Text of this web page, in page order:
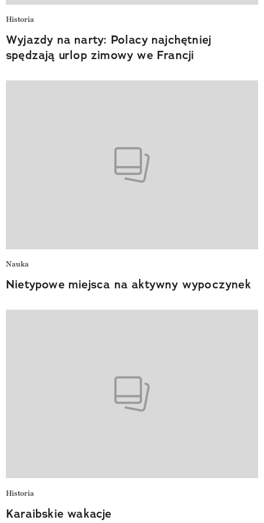
Historia
Wyjazdy na narty: Polacy najchętniej
spędzają urlop zimowy we Francji
Nauka
Nietypowe miejsca na aktywny wypoczynek
Historia
Karaibskie wakacje